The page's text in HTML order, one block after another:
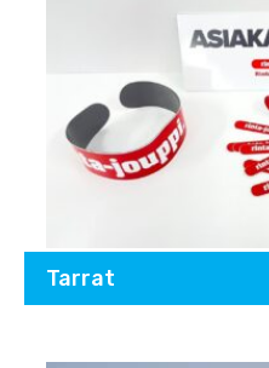
Tarrat